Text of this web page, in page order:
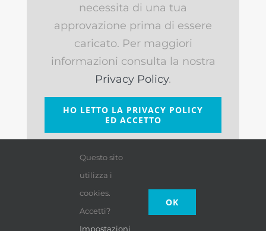
necessita di una tua
approvazione prima di essere
caricato. Per maggiori
informazioni consulta la nostra
Privacy Policy.
HO LETTO LA PRIVACY POLICY
ED ACCETTO
Questo sito
utilizza i
cookies.
Accetti?
Impostazioni
OK